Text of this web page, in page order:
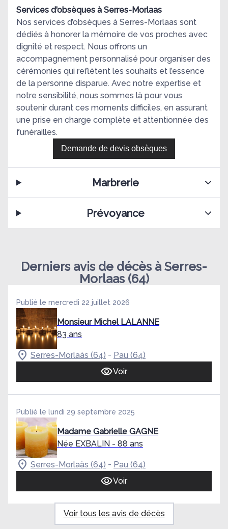
Services d'obsèques à Serres-Morlaas
Nos services d’obsèques à Serres-Morlaas sont
dédiés à honorer la mémoire de vos proches avec
dignité et respect. Nous offrons un
accompagnement personnalisé pour organiser des
cérémonies qui reflètent les souhaits et l’essence
de la personne disparue. Avec notre expertise et
notre sensibilité, nous sommes là pour vous
soutenir durant ces moments difficiles, en assurant
une prise en charge complète et attentionnée des
funérailles.
Demande de devis obsèques
Marbrerie
Prévoyance
Derniers avis de décès à Serres-
Morlaas (64)
Publié le mercredi 22 juillet 2026
Monsieur Michel LALANNE
83 ans
Serres-Morlaàs (64) - Pau (64)
Voir
Publié le lundi 29 septembre 2025
Madame Gabrielle GAGNE
Née EXBALIN - 88 ans
Serres-Morlaàs (64) - Pau (64)
Voir
Voir tous les avis de décès